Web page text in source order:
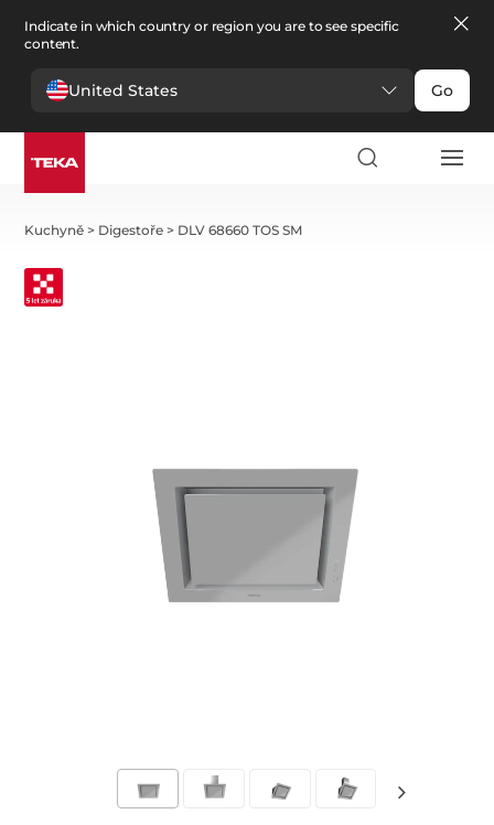
Indicate in which country or region you are to see specific
content.
United States Go
Kuchyně > Digestoře > DLV 68660 TOS SM